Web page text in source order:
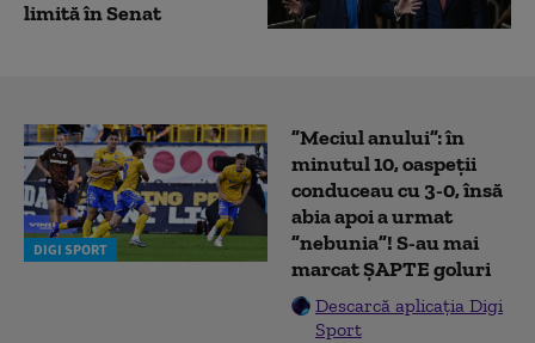
limită în Senat
DIGI SPORT
”Meciul anului”: în
minutul 10, oaspeții
conduceau cu 3-0, însă
abia apoi a urmat
”nebunia”! S-au mai
marcat ȘAPTE goluri
Descarcă aplicația Digi
Sport